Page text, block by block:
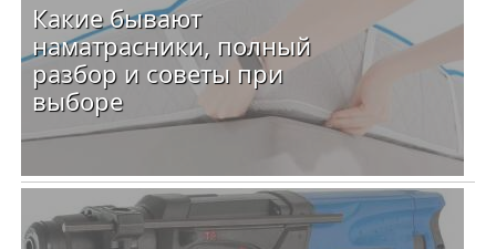
Какие бывают
наматрасники, полный
разбор и советы при
выборе